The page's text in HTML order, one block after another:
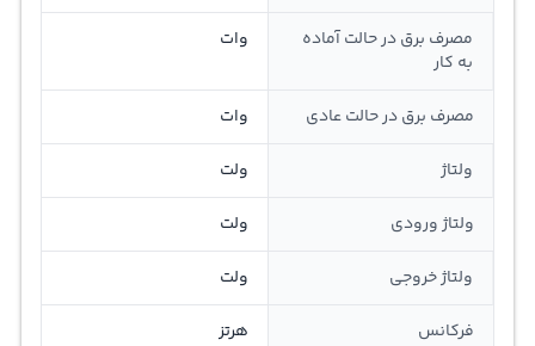
مصرف برق در حالت آماده
به کار
وات
مصرف برق در حالت عادی وات
ولتاژ ولت
ولتاژ ورودی ولت
ولتاژ خروجی ولت
فرکانس هرتز